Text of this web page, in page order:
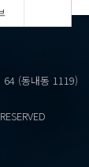
64 (동내동 1119)